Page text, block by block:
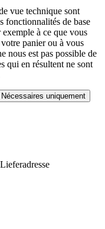
vue technique sont
fonctionnalités de base
à ce que vous
panier ou à vous
nous est pas possible de
qui en résultent ne sont
Nécessaires uniquement